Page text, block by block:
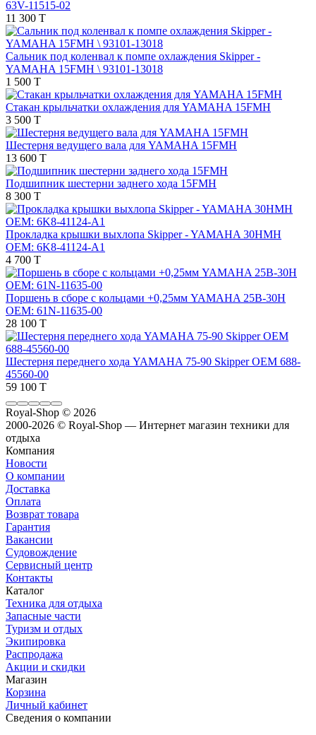
63V-11515-02
11 300 T
Сальник под коленвал к помпе охлаждения Skipper -
YAMAHA 15FMH \ 93101-13018
1 500 T
Стакан крыльчатки охлаждения для YAMAHA 15FMH
3 500 T
Шестерня ведущего вала для YAMAHA 15FMH
13 600 T
Подшипник шестерни заднего хода 15FMH
8 300 T
Прокладка крышки выхлопа Skipper - YAMAHA 30HMH
OEM: 6K8-41124-A1
4 700 T
Поршень в сборе с кольцами +0,25мм YAMAHA 25B-30H
OEM: 61N-11635-00
28 100 T
Шестерня переднего хода YAMAHA 75-90 Skipper OEM 688-
45560-00
59 100 T
Royal-Shop © 2026
2000-2026 © Royal-Shop — Интернет магазин техники для
отдыха
Компания
Новости
О компании
Доставка
Оплата
Возврат товара
Гарантия
Вакансии
Судовождение
Сервисный центр
Контакты
Каталог
Техника для отдыха
Запасные части
Туризм и отдых
Экипировка
Распродажа
Акции и скидки
Магазин
Корзина
Личный кабинет
Сведения о компании